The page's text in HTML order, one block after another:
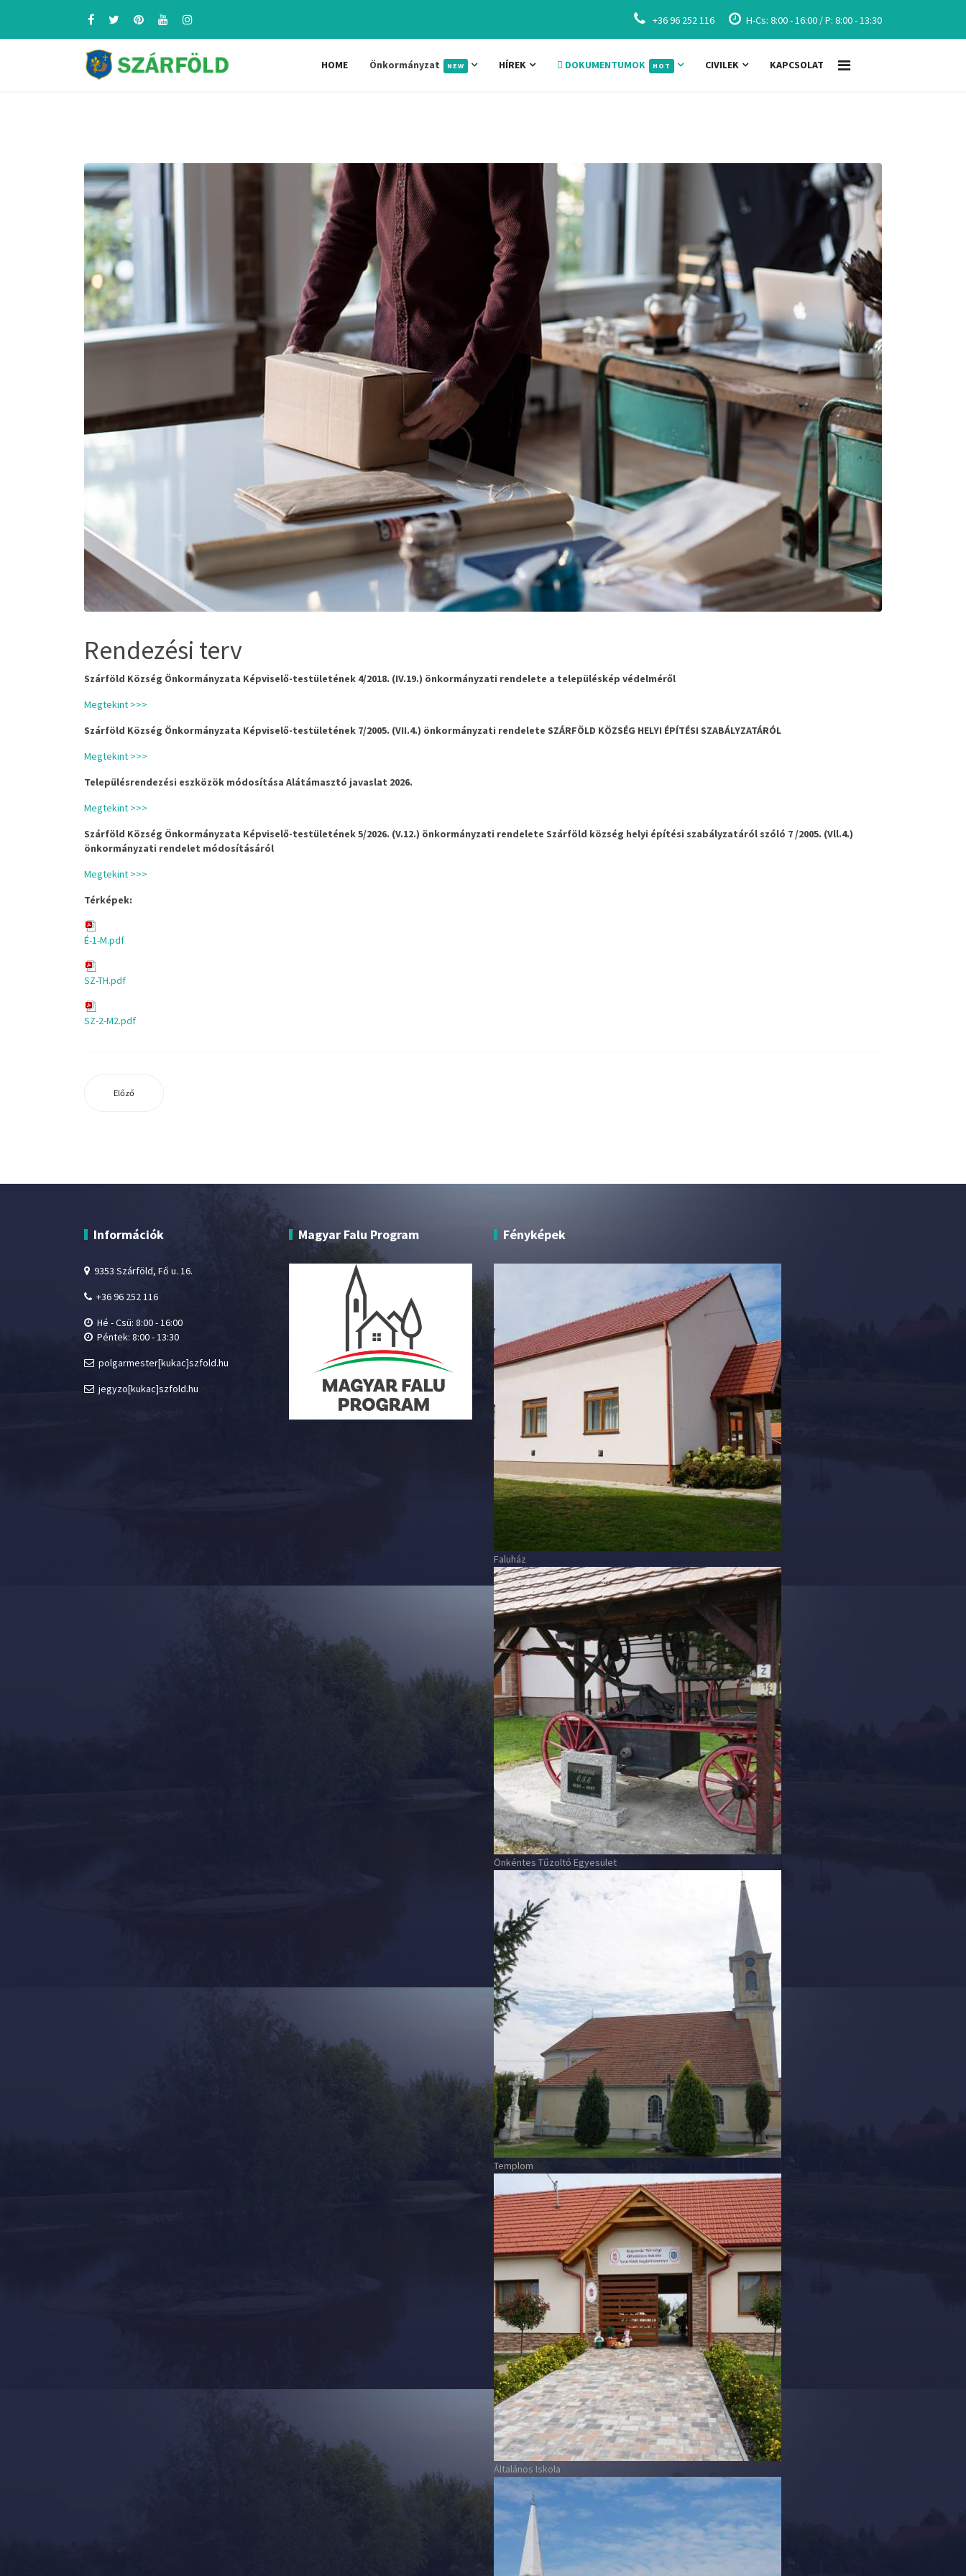
+36 96 252 116 H-Cs: 8:00 - 16:00 / P: 8:00 - 13:30
HOME Önkormányzat NEW HÍREK DOKUMENTUMOK HOT CIVILEK KAPCSOLAT
Rendezési terv
Szárföld Község Önkormányzata Képviselő-testületének 4/2018. (IV.19.) önkormányzati rendelete a településkép védelméről
Megtekint >>>
Szárföld Község Önkormányzata Képviselő-testületének 7/2005. (VII.4.) önkormányzati rendelete SZÁRFÖLD KÖZSÉG HELYI ÉPÍTÉSI SZABÁLYZATÁRÓL
Megtekint >>>
Településrendezési eszközök módosítása Alátámasztó javaslat 2026.
Megtekint >>>
Szárföld Község Önkormányzata Képviselő-testületének 5/2026. (V.12.) önkormányzati rendelete Szárföld község helyi építési szabályzatáról szóló 7 /2005. (Vll.4.)
önkormányzati rendelet módosításáról
Megtekint >>>
Térképek:
É-1-M.pdf
SZ-TH.pdf
SZ-2-M2.pdf
Előző
Információk
9353 Szárföld, Fő u. 16.
+36 96 252 116
Hé - Csü: 8:00 - 16:00
Péntek: 8:00 - 13:30
polgarmester[kukac]szfold.hu
jegyzo[kukac]szfold.hu
Magyar Falu Program Fényképek
Faluház
Önkéntes Tűzoltó Egyesület
Templom
Általános Iskola